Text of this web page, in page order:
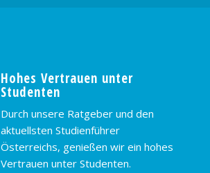
Hohes Vertrauen unter
Studenten
Durch unsere Ratgeber und den
aktuellsten Studienführer
Österreichs, genießen wir ein hohes
Vertrauen unter Studenten.